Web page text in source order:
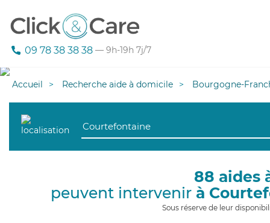
09 78 38 38 38 — 9h-19h 7j/7
Accueil Recherche aide à domicile Bourgogne-
88 aides
peuvent intervenir à
Sous réserve de leur